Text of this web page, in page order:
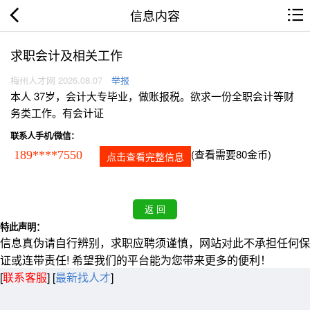
信息内容
求职会计及相关工作
梅州人才网 2026.08.07 举报
本人 37岁，会计大专毕业，做账报税。欲求一份全职会计等财
务类工作。有会计证
联系人手机/微信：
189****7550 点击查看完整信息 (查看需要80金币)
特此声明：
信息真伪请自行辨别，求职应聘须谨慎，网站对此不承担任何保
证或连带责任! 希望我们的平台能为您带来更多的便利！
[联系客服] [最新找人才]